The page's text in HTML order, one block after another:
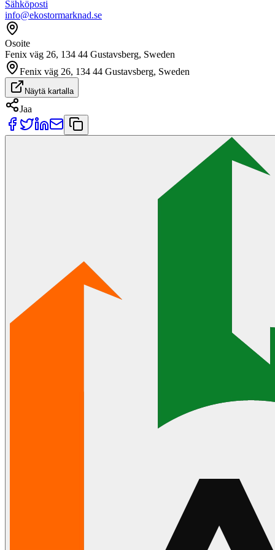
Sähköposti
info@ekostormarknad.se
Osoite
Fenix väg 26, 134 44 Gustavsberg, Sweden
Fenix väg 26, 134 44 Gustavsberg, Sweden
Näytä kartalla
Jaa